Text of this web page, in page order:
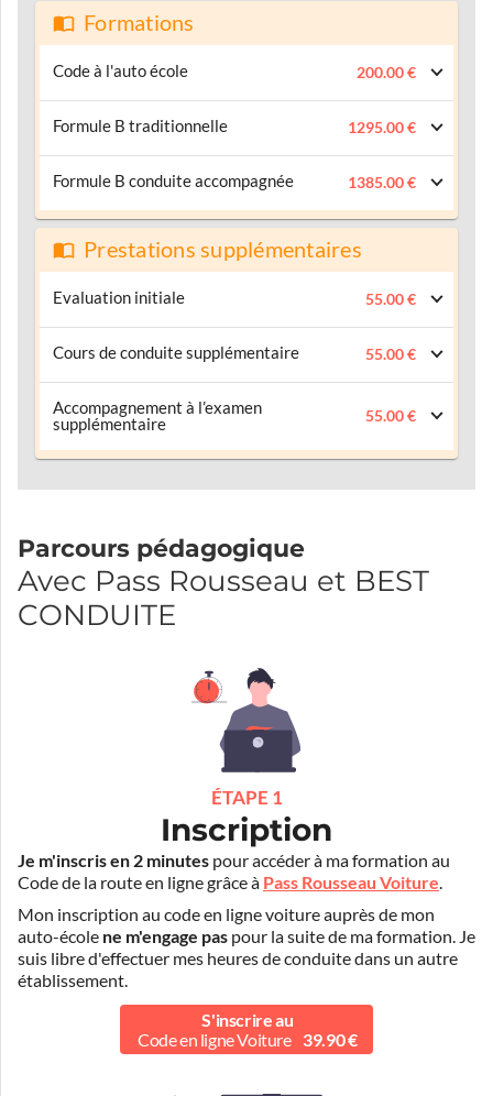
Formations
Code à l'auto école 200.00 €
Formule B traditionnelle 1295.00 €
Formule B conduite accompagnée 1385.00 €
Prestations supplémentaires
Evaluation initiale 55.00 €
Cours de conduite supplémentaire 55.00 €
Accompagnement à l’examen
supplémentaire
55.00 €
Parcours pédagogique
Avec Pass Rousseau et BEST
CONDUITE
ÉTAPE 1
Inscription
Je m'inscris en 2 minutes pour accéder à ma formation au
Code de la route en ligne grâce à Pass Rousseau Voiture
Mon inscription au code en ligne voiture auprès de mon
auto-école ne m'engage pas pour la suite de ma formation. Je
suis libre d'effectuer mes heures de conduite dans un autre
établissement.
S'inscrire au
Code en ligne Voiture
39.90 €